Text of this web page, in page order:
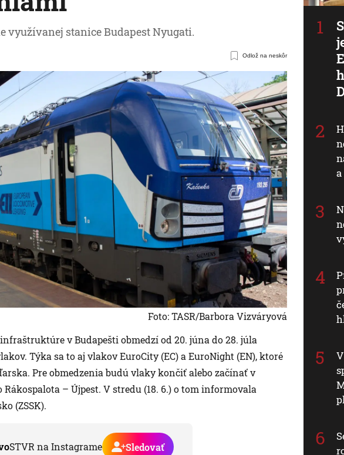
využívanej stanice Budapest Nyugati.
Odlož na neskôr
Foto: TASR/Barbora Vizváryová
v Budapešti obmedzí od 20. júna do 28. júla
Týka sa to aj vlakov EuroCity (EC) a EuroNight (EN), ktoré
Pre obmedzenia budú vlaky končiť alebo začínať v
– Újpest. V stredu (18. 6.) o tom informovala
(ZSSK).
STVR na Instagrame Sledovať